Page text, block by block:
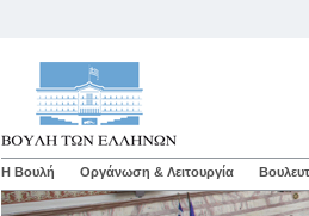
Η Βουλή Οργάνωση & Λειτουργία